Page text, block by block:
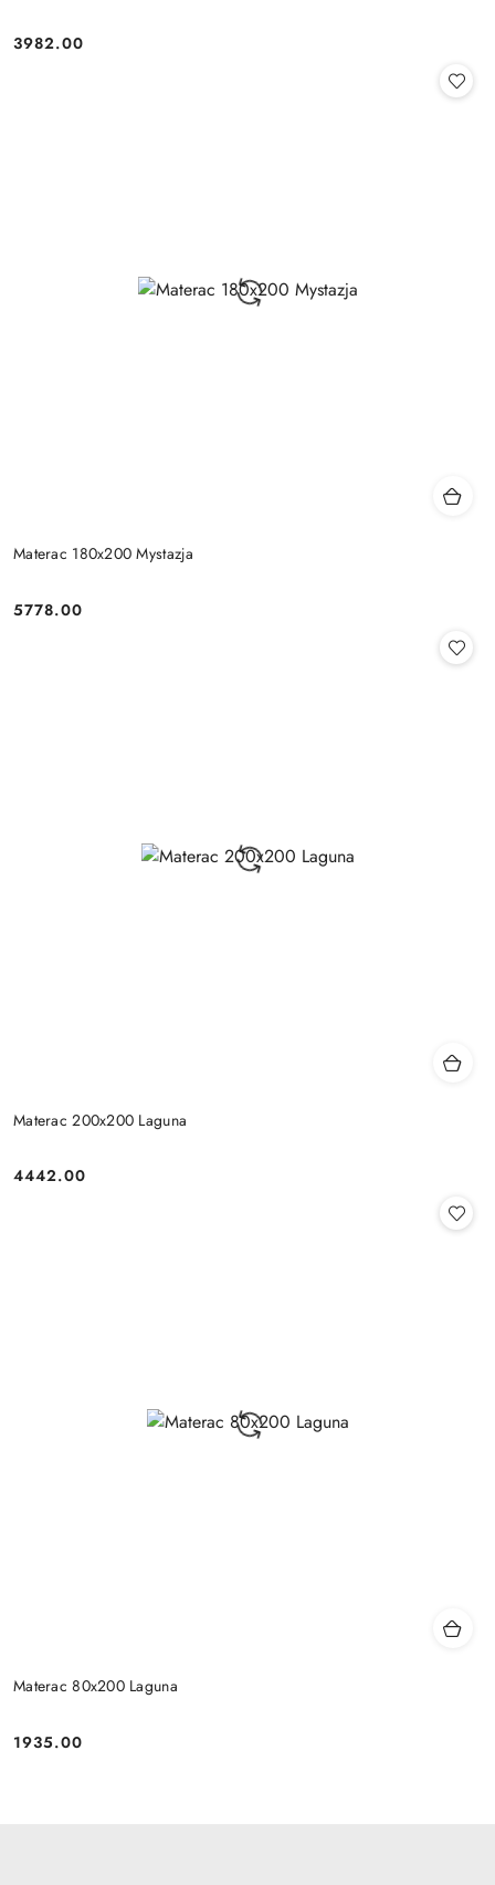
Cena:
3982.00
Materac 180x200 Mystazja
Cena:
5778.00
Materac 200x200 Laguna
Cena:
4442.00
Materac 80x200 Laguna
Cena:
1935.00